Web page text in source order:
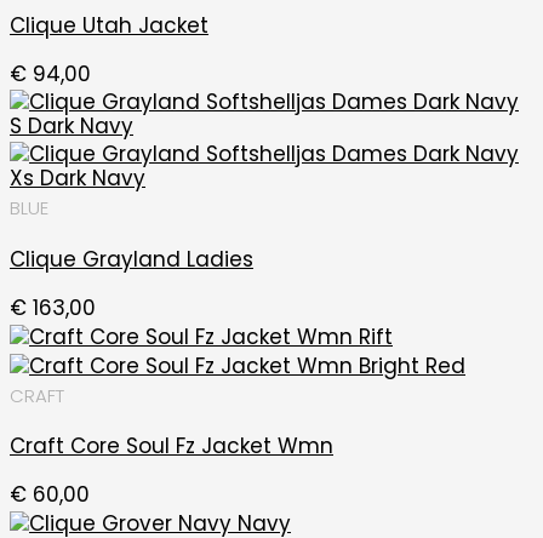
Clique Utah Jacket
€ 94,00
BLUE
Clique Grayland Ladies
€ 163,00
CRAFT
Craft Core Soul Fz Jacket Wmn
€ 60,00